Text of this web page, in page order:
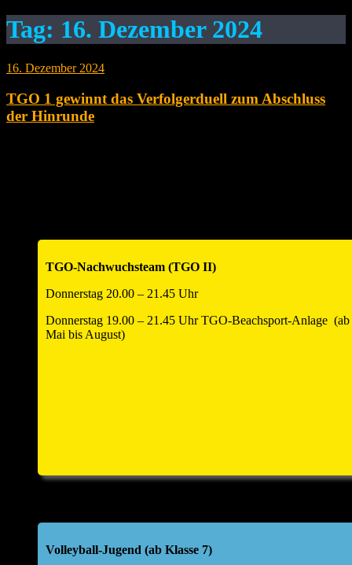
Tag: 16. Dezember 2024
16. Dezember 2024
TGO 1 gewinnt das Verfolgerduell zum Abschluss
der Hinrunde
TGO-Nachwuchsteam (TGO II)
Donnerstag 20.00 – 21.45 Uhr
Donnerstag 19.00 – 21.45 Uhr TGO-Beachsport-Anlage (ab
Mai bis August)
Volleyball-Jugend (ab Klasse 7)